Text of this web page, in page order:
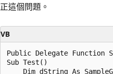
正這個問題。
VB
Public Delegate Function
Sub Test()
Dim dString As